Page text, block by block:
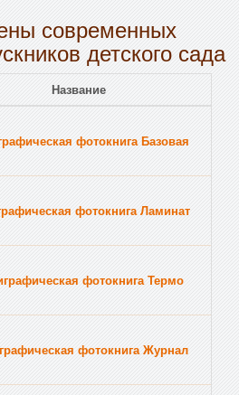
современных
детского сада
Название
фотокнига Базовая
фотокнига Ламинат
фотокнига Термо
фотокнига Журнал